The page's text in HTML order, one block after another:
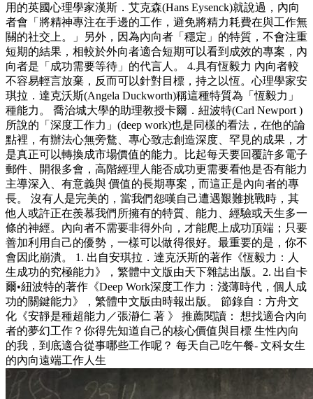
用的英國心理學家漢斯．艾克森(Hans Eysenck)就說過，內向
者會「將精神專注在手邊的工作，避免將精力耗費在與工作無
關的社交上。」另外，因為內向者「穩定」的特質，不會注重
短期的結果，相較於外向者適合短期可以看到成效的專案，內
向者是「成功需要等待」的代言人。 4.具有恆毅力 內向者較
不容易輕言放棄，反而可以針對目標，持之以恆。心理學家安
琪拉．達克沃斯(Angela Duckworth)稱這種特質為「恆毅力」
種能力。 喬治城大學的助理教授卡爾．紐波特(Carl Newport )
所說的「深度工作力」(deep work)也是同樣的看法，在他的論
點裡，有辦法心無旁鶩、專心致志創造深度、罕見的成果，才
是真正可以轉換成市場價值的能力。比起每天要回覆許多電子
郵件、開很多會，高階經理人能否成功更需要看他是否有能力
主導深入、有意義與 價值的長期專案，而這正是內向者的專
長。 沒有人是完美的，當我們怨嘆自己遭遇艱難挑戰時，其
他人或許正在羨慕我們所擁有的特質、能力、經驗或天生多一
條的神經。內向者不需要非得外向，才能爬上成功頂端；只要
善加利用自己的優勢，一樣可以做得很好。最重要的是，你不
會因此崩潰。 1. 出自安琪拉．達克沃斯的著作《恆毅力：人
生成功的究極能力》，繁體中文版由天下雜誌出版。2. 出自卡
爾•紐波特的著作《Deep Work深度工作力：淺薄時代，個人成
功的關鍵能力》，繁體中文版由時報出版。 節錄自：方舟文
化《安靜是種超能力／張瀞仁 著 》 推薦閱讀： 想找適合內向
者的夢幻工作？你得先知道自己的核心價值與目標 生性內向
的我，到底適合從事哪些工作呢？ 每天自己吃午餐- 文科女生
的內向遠端工作人生